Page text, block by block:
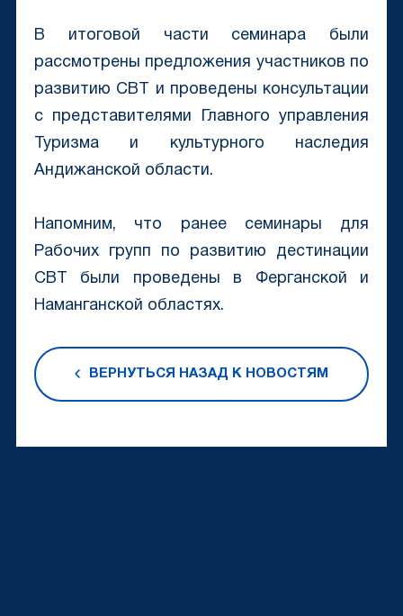
В итоговой части семинара были
рассмотрены предложения участников по
развитию CBT и проведены консультации
с представителями Главного управления
Туризма и культурного наследия
Андижанской области.
Напомним, что ранее семинары для
Рабочих групп по развитию дестинации
CBT были проведены в Ферганской и
Наманганской областях.
ВЕРНУТЬСЯ НАЗАД К НОВОСТЯМ